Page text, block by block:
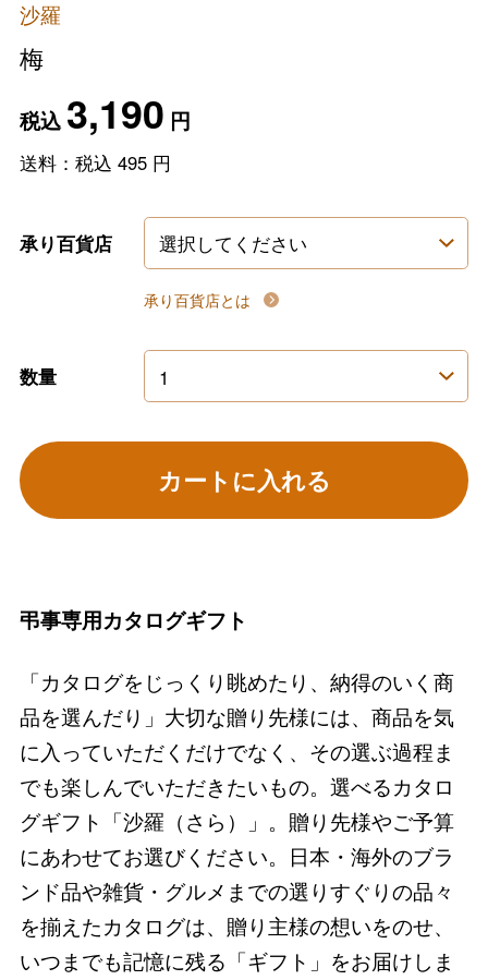
沙羅
梅
税込3,190 円
送料：税込 495円
承り百貨店
承り百貨店とは
数量
カートに入れる
弔事専用カタログギフト
「カタログをじっくり眺めたり、納得のいく商
品を選んだり」大切な贈り先様には、商品を気
に入っていただくだけでなく、その選ぶ過程ま
でも楽しんでいただきたいもの。選べるカタロ
グギフト「沙羅（さら）」。贈り先様やご予算
にあわせてお選びください。日本・海外のブラ
ンド品や雑貨・グルメまでの選りすぐりの品々
を揃えたカタログは、贈り主様の想いをのせ、
いつまでも記憶に残る「ギフト」をお届けしま